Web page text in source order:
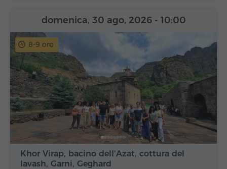
8-9 ore
Khor Virap, bacino dell'Azat, cottura del
lavash, Garni, Geghard
domenica, 30 ago, 2026 - 10:00